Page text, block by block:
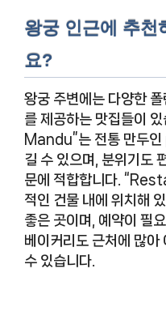
왕궁 인근에 추천
요?
왕궁 주변에는 다양한
를 제공하는 맛집들이
Mandu”는 전통 만두
길 수 있으며, 분위기도
문에 적합합니다.
적인 건물 내에 위치해
좋은 곳이며, 예약이 필
베이커리도 근처에 많아
수 있습니다.